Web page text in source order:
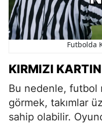
Futbolda
KIRMIZI
Bu nedenle, futbol
görmek, takımlar
sahip olabilir.